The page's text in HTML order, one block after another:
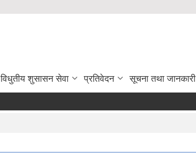
विधुतीय शुसासन सेवा प्रतिवेदन सूचना तथा जानकारी